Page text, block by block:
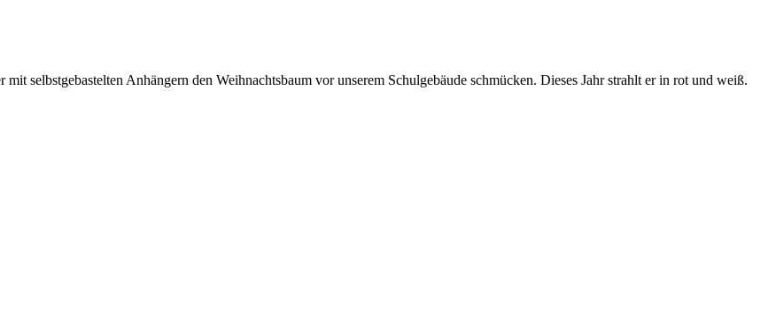
selbstgebastelten Anhängern den Weihnachtsbaum vor unserem Schulgebäude schmücken. Dieses Jahr strahlt er in rot und weiß.